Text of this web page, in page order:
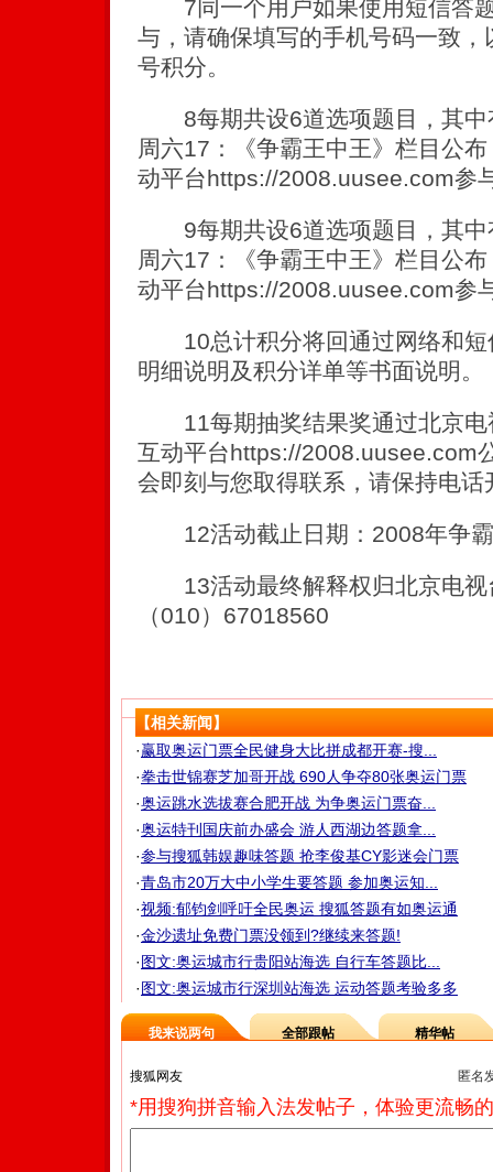
7同一个用户如果使用短信答
与，请确保填写的手机号码一致
号积分。
8每期共设6道选项题目，其中
周六17：《争霸王中王》栏目公
动平台https://2008.uusee.com参
9每期共设6道选项题目，其中
周六17：《争霸王中王》栏目公
动平台https://2008.uusee.com参
10总计积分将回通过网络和短
明细说明及积分详单等书面说明。
11每期抽奖结果奖通过北京电
互动平台https://2008.uusee.com
会即刻与您取得联系，请保持电
12活动截止日期：2008年争霸
13活动最终解释权归北京电视
（010）67018560
【相关新闻】
·赢取奥运门票全民健身大比拼成都开赛-搜...
·拳击世锦赛芝加哥开战 690人争夺80张奥运门票
·奥运跳水选拔赛合肥开战 为争奥运门票奋...
·奥运特刊国庆前办盛会 游人西湖边答题拿...
·参与搜狐韩娱趣味答题 抢李俊基CY影迷会门票
·青岛市20万大中小学生要答题 参加奥运知...
·视频:郁钧剑呼吁全民奥运 搜狐答题有如奥运通
·金沙遗址免费门票没领到?继续来答题!
·图文:奥运城市行贵阳站海选 自行车答题比...
·图文:奥运城市行深圳站海选 运动答题考验多多
我来说两句 全部跟帖 精华帖
匿名
*用搜狗拼音输入法发帖子，体验更流畅